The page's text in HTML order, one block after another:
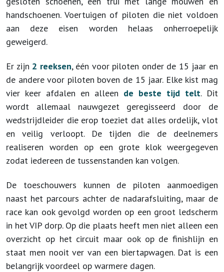
handschoenen. Voertuigen of piloten die niet voldoen
aan deze eisen worden helaas onherroepelijk
geweigerd.
Er zijn 2 reeksen, één voor piloten onder de 15 jaar en
de andere voor piloten boven de 15 jaar. Elke kist mag
vier keer afdalen en alleen de beste tijd telt. Dit
wordt allemaal nauwgezet geregisseerd door de
wedstrijdleider die erop toeziet dat alles ordelijk, vlot
en veilig verloopt. De tijden die de deelnemers
realiseren worden op een grote klok weergegeven
zodat iedereen de tussenstanden kan volgen.
De toeschouwers kunnen de piloten aanmoedigen
naast het parcours achter de nadarafsluiting, maar de
race kan ook gevolgd worden op een groot ledscherm
in het VIP dorp. Op die plaats heeft men niet alleen een
overzicht op het circuit maar ook op de finishlijn en
staat men nooit ver van een biertapwagen. Dat is een
belangrijk voordeel op warmere dagen.